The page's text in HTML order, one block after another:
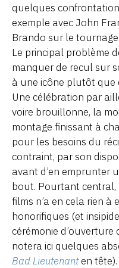
quelques
exemple avec John
Brando sur le
Le principal problème
manquer de recul sur
à une icône plutôt que
Une célébration par
voire brouillonne, la
montage finissant à
pour les besoins du
contraint, par son
avant d’en emprunter
bout. Pourtant central,
films n’a en cela rien à
honorifiques (et
cérémonie d’ouverture
notera ici quelques
Bad Lieutenanten